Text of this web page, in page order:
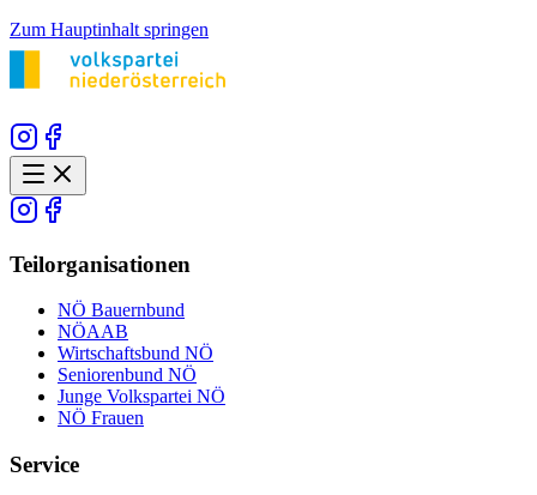
Zum Hauptinhalt springen
Teilorganisationen
NÖ Bauernbund
NÖAAB
Wirtschaftsbund NÖ
Seniorenbund NÖ
Junge Volkspartei NÖ
NÖ Frauen
Service